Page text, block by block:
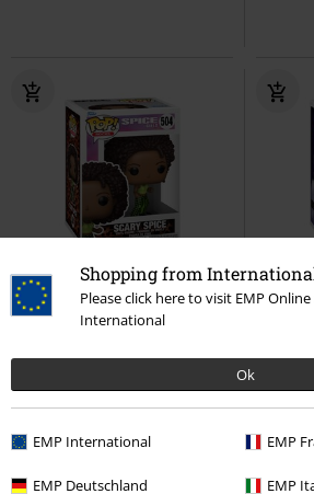
Shopping from
Please click here to visit EMP
International
Ok
EMP International EMP
EMP Deutschland EMP
Novinky
Kč 439,00
Scary Spice - Pop Rocks! Vinyl
Pop!
Novinky
Papa V
Pop!